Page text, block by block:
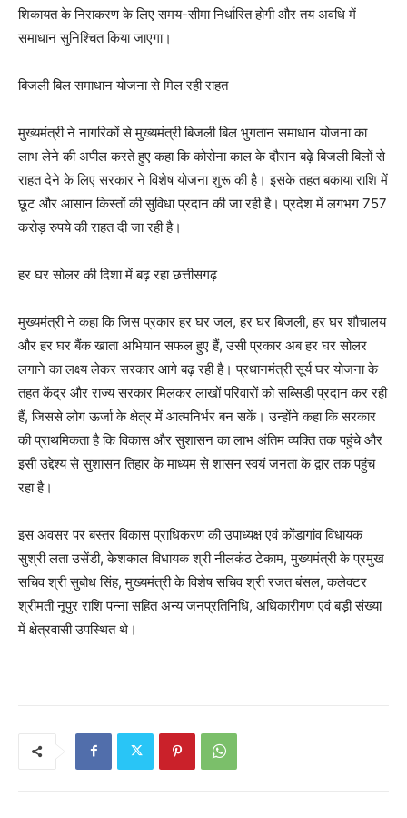
शिकायत के निराकरण के लिए समय-सीमा निर्धारित होगी और तय अवधि में
समाधान सुनिश्चित किया जाएगा।
बिजली बिल समाधान योजना से मिल रही राहत
मुख्यमंत्री ने नागरिकों से मुख्यमंत्री बिजली बिल भुगतान समाधान योजना का
लाभ लेने की अपील करते हुए कहा कि कोरोना काल के दौरान बढ़े बिजली बिलों से
राहत देने के लिए सरकार ने विशेष योजना शुरू की है। इसके तहत बकाया राशि में
छूट और आसान किस्तों की सुविधा प्रदान की जा रही है। प्रदेश में लगभग 757
करोड़ रुपये की राहत दी जा रही है।
हर घर सोलर की दिशा में बढ़ रहा छत्तीसगढ़
मुख्यमंत्री ने कहा कि जिस प्रकार हर घर जल, हर घर बिजली, हर घर शौचालय
और हर घर बैंक खाता अभियान सफल हुए हैं, उसी प्रकार अब हर घर सोलर
लगाने का लक्ष्य लेकर सरकार आगे बढ़ रही है। प्रधानमंत्री सूर्य घर योजना के
तहत केंद्र और राज्य सरकार मिलकर लाखों परिवारों को सब्सिडी प्रदान कर रही
हैं, जिससे लोग ऊर्जा के क्षेत्र में आत्मनिर्भर बन सकें। उन्होंने कहा कि सरकार
की प्राथमिकता है कि विकास और सुशासन का लाभ अंतिम व्यक्ति तक पहुंचे और
इसी उद्देश्य से सुशासन तिहार के माध्यम से शासन स्वयं जनता के द्वार तक पहुंच
रहा है।
इस अवसर पर बस्तर विकास प्राधिकरण की उपाध्यक्ष एवं कोंडागांव विधायक
सुश्री लता उसेंडी, केशकाल विधायक श्री नीलकंठ टेकाम, मुख्यमंत्री के प्रमुख
सचिव श्री सुबोध सिंह, मुख्यमंत्री के विशेष सचिव श्री रजत बंसल, कलेक्टर
श्रीमती नूपुर राशि पन्ना सहित अन्य जनप्रतिनिधि, अधिकारीगण एवं बड़ी संख्या
में क्षेत्रवासी उपस्थित थे।